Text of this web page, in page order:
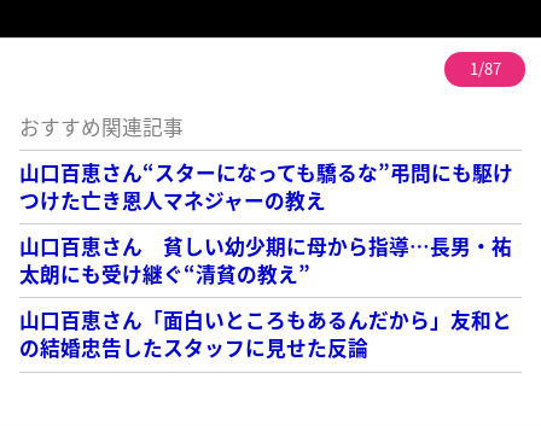
1/87
おすすめ関連記事
山口百恵さん“スターになっても驕るな”弔問にも駆け
つけた亡き恩人マネジャーの教え
山口百恵さん 貧しい幼少期に母から指導…長男・祐
太朗にも受け継ぐ“清貧の教え”
山口百恵さん「面白いところもあるんだから」友和と
の結婚忠告したスタッフに見せた反論